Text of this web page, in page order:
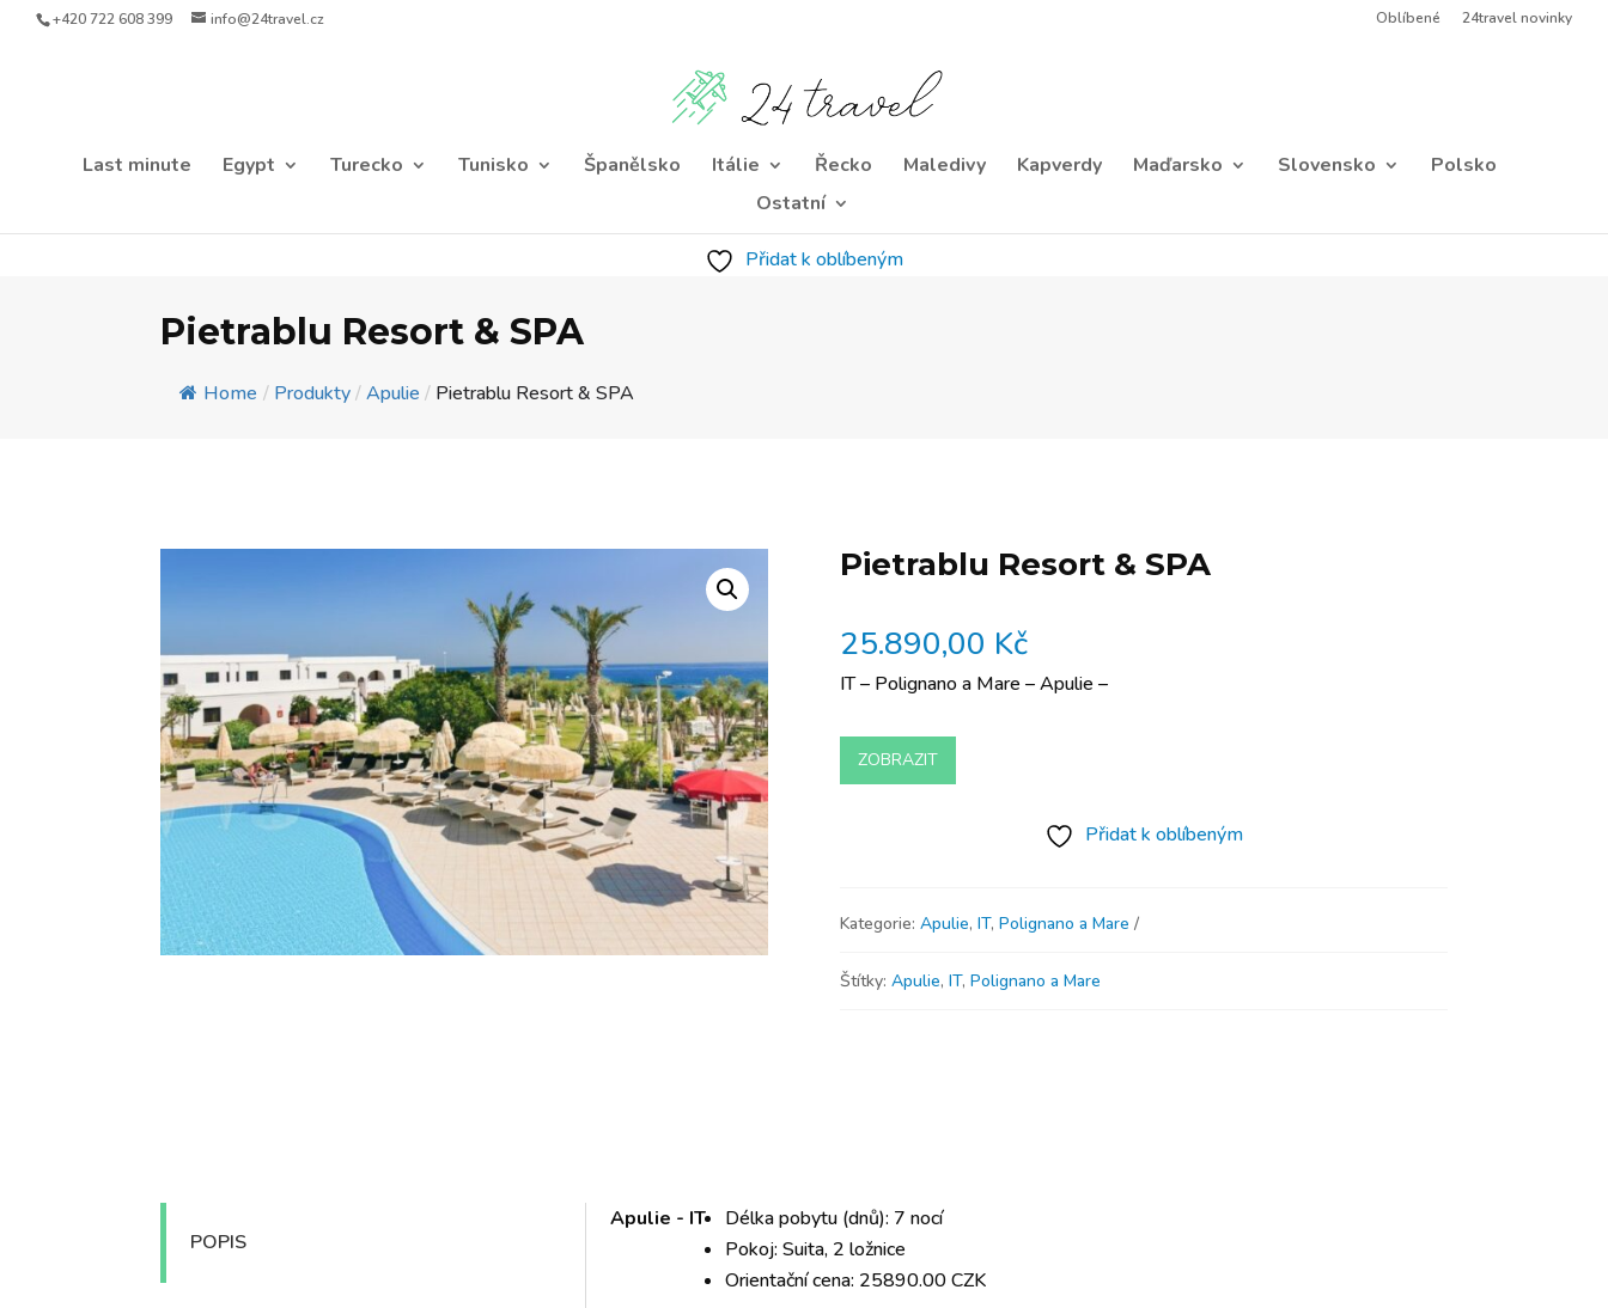
+420 722 608 399 info@24travel.cz Oblíbené 24travel novinky
Last minute Egypt Turecko Tunisko Španělsko Itálie Řecko Maledivy Kapverdy Maďarsko Slovensko
Polsko
Ostatní
Přidat k oblíbeným
Pietrablu Resort & SPA
Home / Produkty / Apulie / Pietrablu Resort & SPA
Pietrablu Resort & SPA
25.890,00 Kč
IT – Polignano a Mare – Apulie –
ZOBRAZIT
Přidat k oblíbeným
Kategorie: Apulie, IT, Polignano a Mare
Štítky: Apulie, IT, Polignano a Mare
POPIS
Apulie - IT
Délka pobytu (dnů): 7 nocí
Pokoj: Suita, 2 ložnice
Orientační cena: 25890.00 CZK